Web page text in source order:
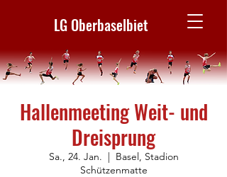
LG Oberbaselbiet
Hallenmeeting Weit- und
Dreisprung
Sa., 24. Jan.
  |
Basel, Stadion
Schützenmatte